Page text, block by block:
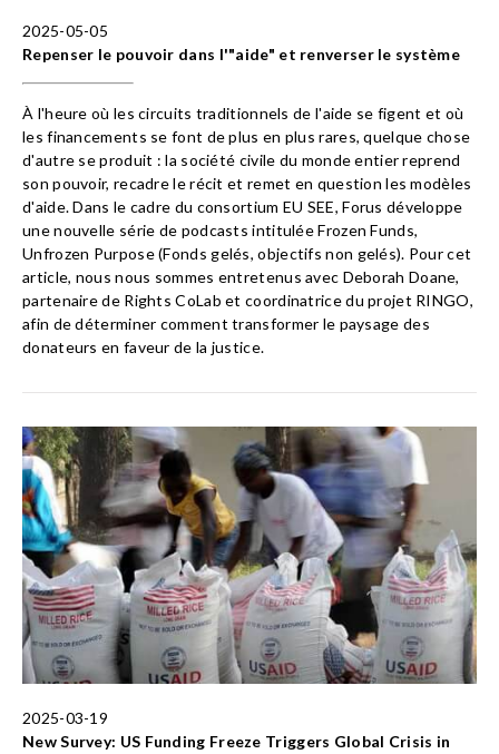
2025-05-05
Repenser le pouvoir dans l'"aide" et renverser le système
À l'heure où les circuits traditionnels de l'aide se figent et où
les financements se font de plus en plus rares, quelque chose
d'autre se produit : la société civile du monde entier reprend
son pouvoir, recadre le récit et remet en question les modèles
d'aide. Dans le cadre du consortium EU SEE, Forus développe
une nouvelle série de podcasts intitulée Frozen Funds,
Unfrozen Purpose (Fonds gelés, objectifs non gelés). Pour cet
article, nous nous sommes entretenus avec Deborah Doane,
partenaire de Rights CoLab et coordinatrice du projet RINGO,
afin de déterminer comment transformer le paysage des
donateurs en faveur de la justice.
2025-03-19
New Survey: US Funding Freeze Triggers Global Crisis in